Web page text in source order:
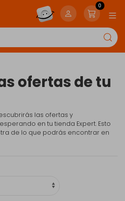
0
ofertas de tu
las ofertas y
en tu tienda Expert. Esto
de lo que podrás encontrar en